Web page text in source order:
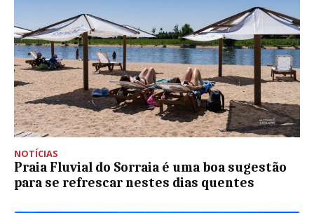
NOTÍCIAS
Praia Fluvial do Sorraia é uma boa sugestão
para se refrescar nestes dias quentes